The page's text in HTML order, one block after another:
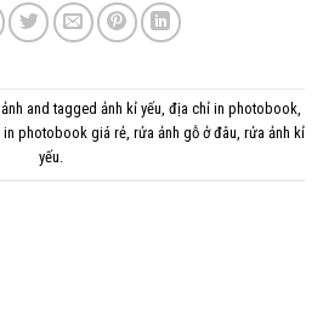
and tagged ảnh kỉ yếu, địa chỉ in photobook,
in photobook giá rẻ, rửa ảnh gỗ ở đâu, rửa ảnh kỉ
yếu.